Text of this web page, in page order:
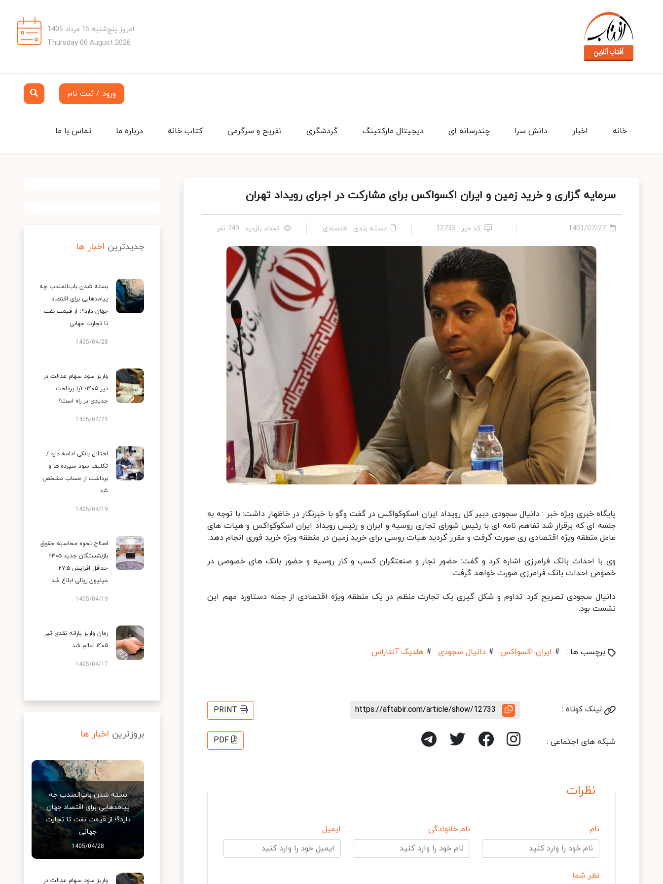
امروز پنج‌شنبه 15 مرداد 1405
Thursday 06 August 2026
ورود / ثبت نام
تماس با ما درباره ما کتاب خانه تفریح و سرگرمی گردشگری دیجیتال مارکتینگ چندرسانه ای دانش سرا اخبار خانه
سرمایه گزاری و خرید زمین و ایران اکسواکس برای مشارکت در اجرای رویداد تهران
1401/07/27 کد خبر : 12733 دسته بندی : اقتصادی تعداد بازدید : 749 نفر
پایگاه خبری ویژه خبر : دانیال سجودی دبیر کل رویداد ایران اسکوکواکس در گفت وگو با خبرنگار در خاظهار داشت: با توجه به
جلسه ای که برقرار شد تفاهم نامه ای با رئیس شورای تجاری روسیه و ایران و رئیس رویداد ایران اسکوکواکس و هیات های
عامل منطقه ویژه اقتصادی ری صورت گرفت و مقرر گردید هیات روسی برای خرید زمین در منطقه ویژه خرید فوری انجام دهد.
وی با احداث بانک فرامرزی اشاره کرد و گفت: حضور تجار و صنعتگران کسب و کار روسیه و حضور بانک های خصوصی در
خصوص احداث بانک فرامرزی صورت خواهد گرفت .
دانیال سجودی تصریح کرد: تداوم و شکل گیری یک تجارت منظم در یک منطقه ویژه اقتصادی از جمله دستاورد مهم این
نشست بود.
برچسب ها : # ایران اکسواکس # دانیال سجودی # هلدیگ آنتاراس
لینک کوتاه : https://aftabir.com/article/show/12733
PRINT
شبکه های اجتماعی : PDF
نظرات
نام نام خانوادگی ایمیل
نظر شما
جدیدترین اخبار ها
بسته شدن باب‌المندب چه
پیامدهایی برای اقتصاد
جهان دارد؟؛ از قیمت نفت
تا تجارت جهانی
1405/04/28
واریز سود سهام عدالت در
تیر ۱۴۰۵؛ آیا پرداخت
جدیدی در راه است؟
1405/04/21
اختلال بانکی ادامه دارد /
تکلیف سود سپرده ها و
برداشت از حساب مشخص
شد
1405/04/19
اصلاح نحوه محاسبه حقوق
بازنشستگان جدید ۱۴۰۵؛
حداقل افزایش ۲۷.۵
میلیون ریالی ابلاغ شد
1405/04/19
زمان واریز یارانه نقدی تیر
۱۴۰۵ اعلام شد
1405/04/17
بروزترین اخبار ها
بسته شدن باب‌المندب چه
پیامدهایی برای اقتصاد جهان
دارد؟؛ از قیمت نفت تا تجارت
جهانی
1405/04/28
واریز سود سهام عدالت در